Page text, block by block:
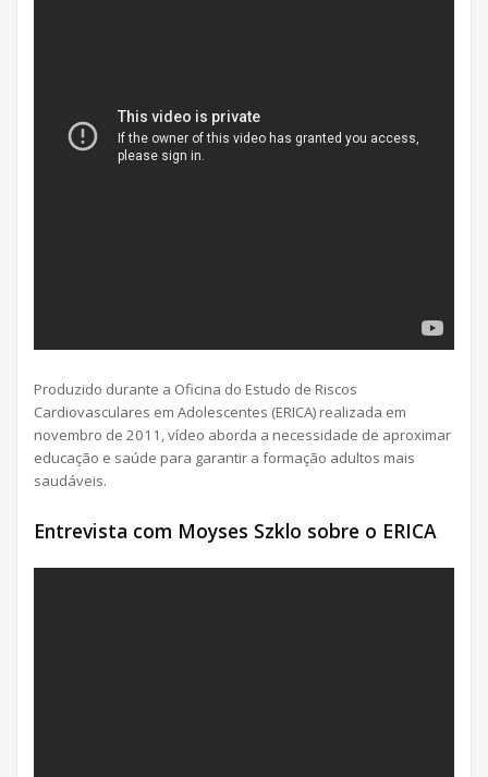
Produzido durante a Oficina do Estudo de Riscos
Cardiovasculares em Adolescentes (ERICA) realizada em
novembro de 2011, vídeo aborda a necessidade de aproximar
educação e saúde para garantir a formação adultos mais
saudáveis.
Entrevista com Moyses Szklo sobre o ERICA